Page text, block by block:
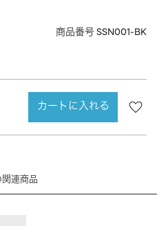
商品番号 SSN001-BK
カートに入れる